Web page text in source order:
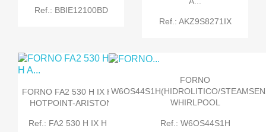
Ref.: BBIE12100BD
Ref.: AKZ9S8271IX
FORNO FA2 530 H IX H A
HOTPOINT-ARISTON
Ref.: FA2 530 H IX H A
FORNO
W6OS44S1H(HIDROLITICO/
WHIRLPOOL
Ref.: W6OS44S1H